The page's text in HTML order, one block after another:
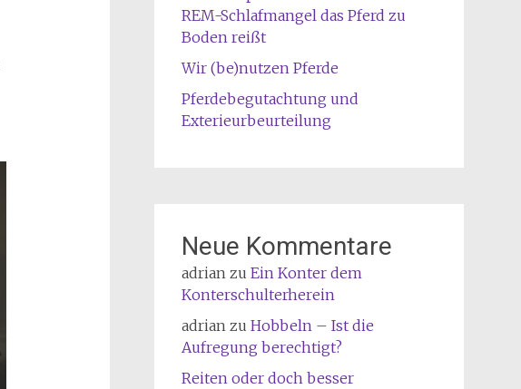
REM-Schlafmangel das Pferd zu
Boden reißt
Wir (be)nutzen Pferde
Pferdebegutachtung und
Exterieurbeurteilung
Neue Kommentare
adrian zu Ein Konter dem
Konterschulterherein
adrian zu Hobbeln – Ist die
Aufregung berechtigt?
Reiten oder doch besser